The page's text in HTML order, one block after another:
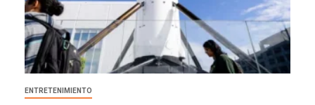
ENTRETENIMIENTO